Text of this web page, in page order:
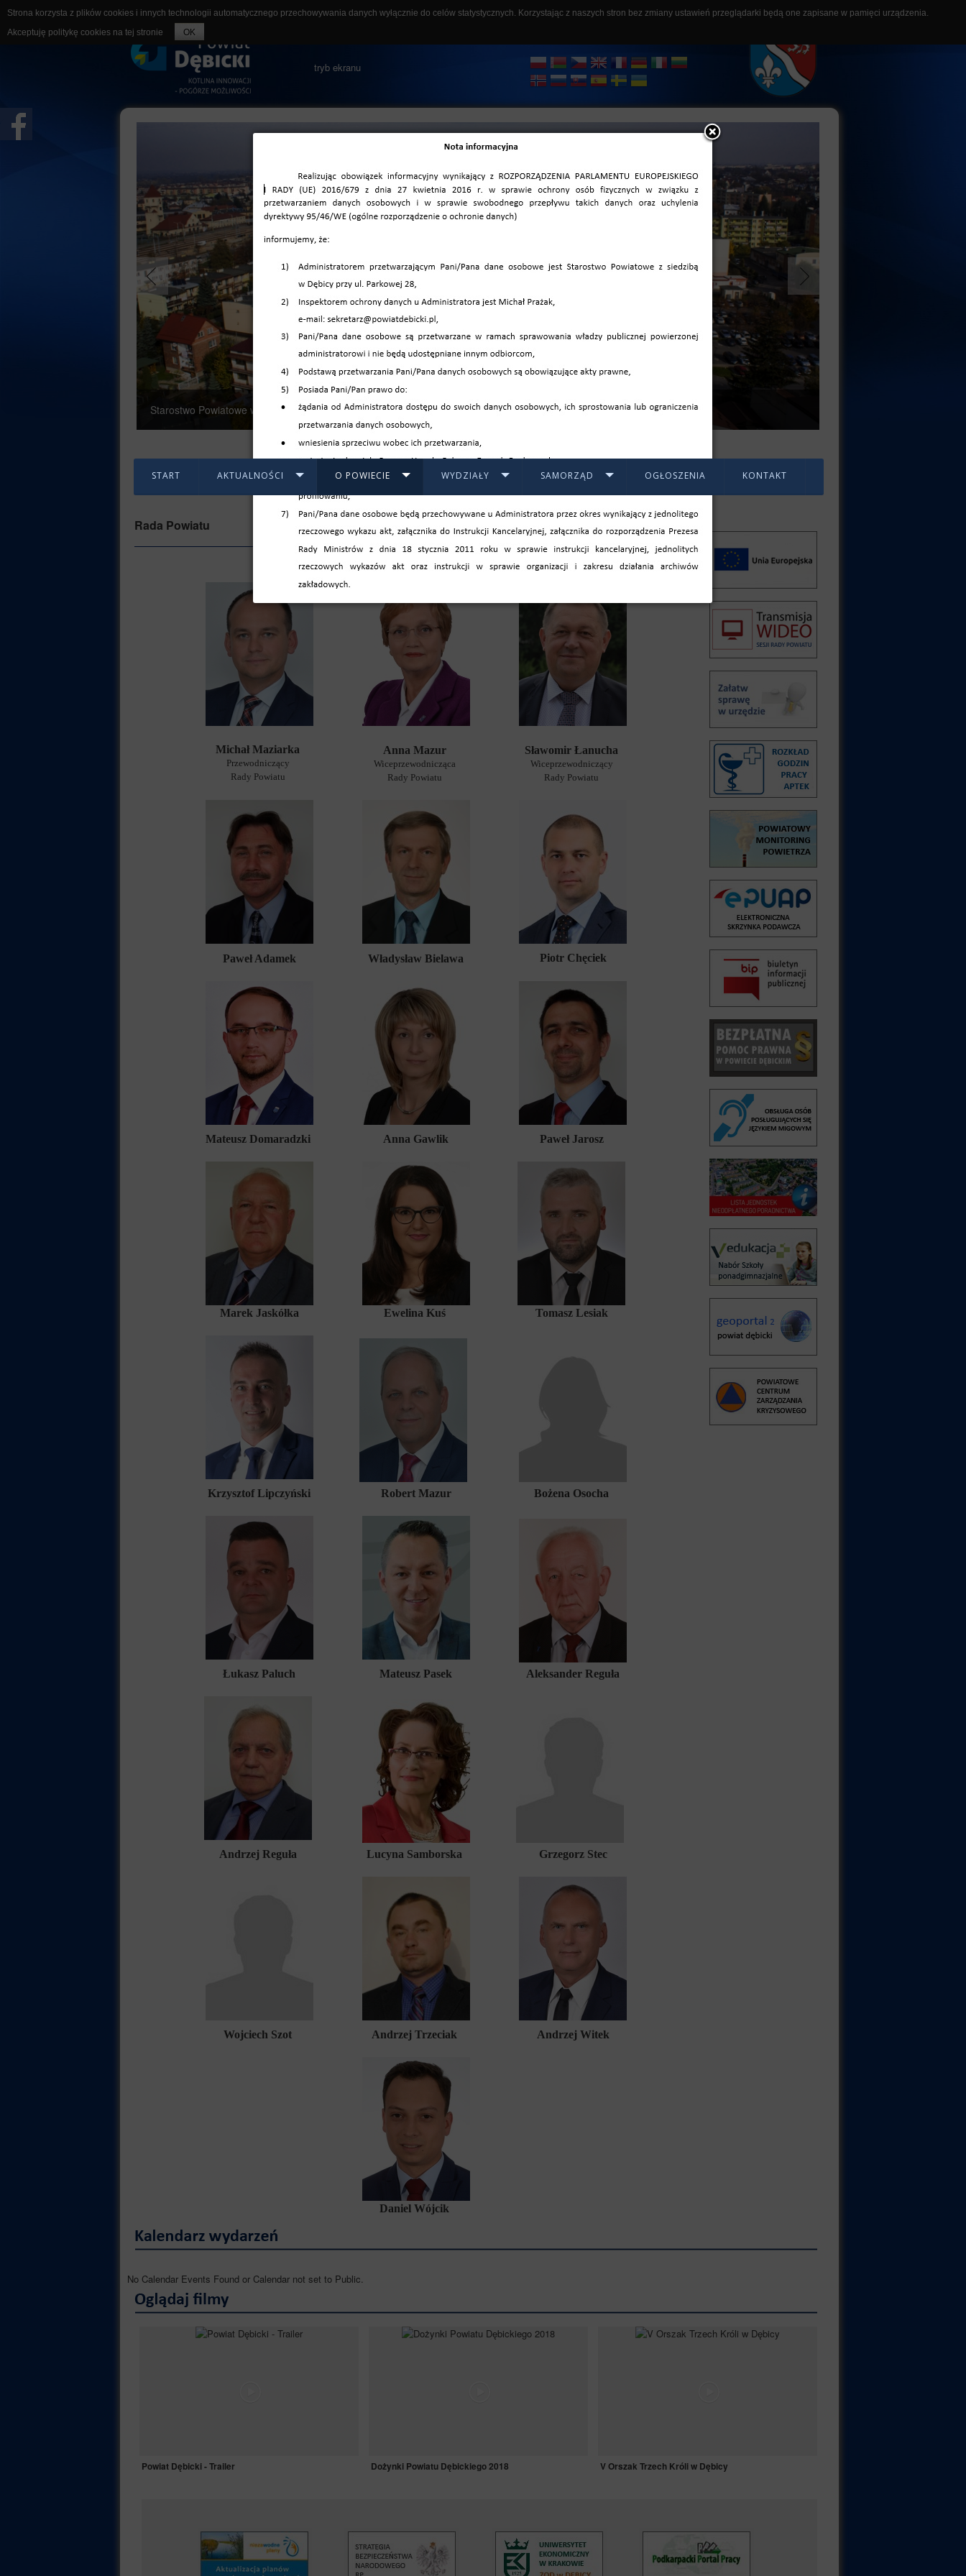
tryb ekranu
Dębica - zachodnia część miasta
START AKTUALNOŚCI O POWIECIE WYDZIAŁY SAMORZĄD OGŁOSZENIA KONTAKT
Rada Powiatu
RADNI POWIATU DĘBICKIEGO VI KADENCJI
Michał Maziarka
Przewodniczący
Rady Powiatu
Anna Mazur
Wiceprzewodnicząca
Rady Powiatu
Sławomir Łanucha
Wiceprzewodniczący
Rady Powiatu
Paweł Adamek Władysław Bielawa Piotr Chęciek
Mateusz Domaradzki Anna Gawlik Paweł Jarosz
Marek Jaskółka Ewelina Kuś Tomasz Lesiak
Krzysztof Lipczyński Robert Mazur Bożena Osocha
Łukasz Paluch Mateusz Pasek Aleksander Reguła
Andrzej Reguła Lucyna Samborska Grzegorz Stec
Wojciech Szot Andrzej Trzeciak Andrzej Witek
Daniel Wójcik
No Calendar Events Found or Calendar not set to Public.
Powiat Dębicki - Trailer Dożynki Powiatu Dębickiego 2018 V Orszak Trzech Króli w Dębicy
Strona korzysta z plików cookies i innych technologii automatycznego przechowywania danych wyłącznie do celów statystycznych. Korzystając z naszych stron bez zmiany ustawień przeglądarki będą one zapisane w pamięci urządzenia.
Akceptuję politykę cookies na tej stronie
OK